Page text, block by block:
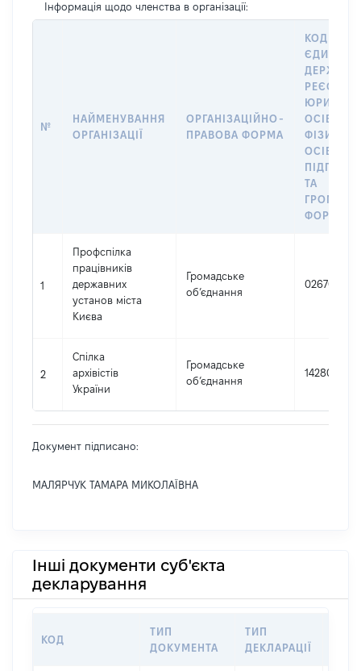
Інформація щодо членства в організації:
№
НАЙМЕНУВАННЯ
ОРГАНІЗАЦІЇ
ОРГАНІЗАЦІЙНО-
ПРАВОВА ФОРМА
КОД В
РЕЄСТРІ
ОСІБ,
ОСІБ –
ТА
1
Профспілка
працівників
державних
установ міста
Києва
Громадське
об’єднання
02670696
2
Спілка
архівістів
України
Громадське
об’єднання
14280322
Документ підписано:
МАЛЯРЧУК ТАМАРА МИКОЛАЇВНА
Інші документи суб'єкта
декларування
КОД
ТИП
ДОКУМЕНТА
ТИП
ДЕКЛАРАЦІЇ